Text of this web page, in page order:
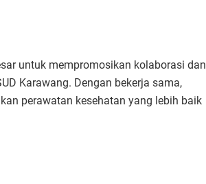
untuk mempromosikan kolaborasi dan
Karawang. Dengan bekerja sama,
perawatan kesehatan yang lebih baik